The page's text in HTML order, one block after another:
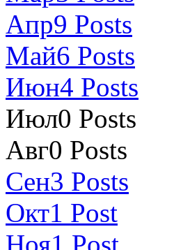
Апр9 Posts
Май6 Posts
Июн4 Posts
Июл0 Posts
Авг0 Posts
Сен3 Posts
Окт1 Post